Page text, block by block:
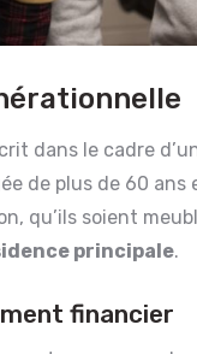
dans le cadre
de plus de 60 ans
qu’ils soient
principale.
financier